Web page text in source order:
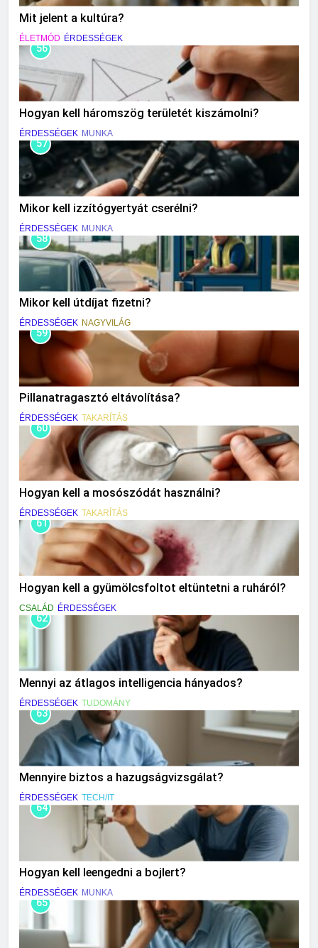
Mit jelent a kultúra?
ÉLETMÓD ÉRDESSÉGEK
56
Hogyan kell háromszög területét kiszámolni?
ÉRDESSÉGEK MUNKA
57
Mikor kell izzítógyertyát cserélni?
ÉRDESSÉGEK MUNKA
58
Mikor kell útdíjat fizetni?
ÉRDESSÉGEK NAGYVILÁG
59
Pillanatragasztó eltávolítása?
ÉRDESSÉGEK TAKARÍTÁS
60
Hogyan kell a mosószódát használni?
ÉRDESSÉGEK TAKARÍTÁS
61
Hogyan kell a gyümölcsfoltot eltüntetni a ruháról?
CSALÁD ÉRDESSÉGEK
62
Mennyi az átlagos intelligencia hányados?
ÉRDESSÉGEK TUDOMÁNY
63
Mennyire biztos a hazugságvizsgálat?
ÉRDESSÉGEK TECH/IT
64
Hogyan kell leengedni a bojlert?
ÉRDESSÉGEK MUNKA
65